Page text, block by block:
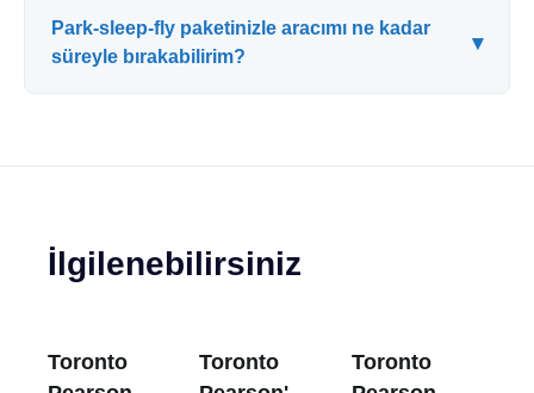
Park-sleep-fly paketinizle aracımı ne kadar
süreyle bırakabilirim?
▾
İlgilenebilirsiniz
Toronto
Toronto
Toronto